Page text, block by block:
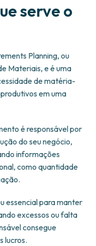
serve o
Planning, ou
Materiais, e é uma
de matéria-
em uma
é responsável por
do seu negócio,
informações
como quantidade
essencial para manter
excessos ou falta
consegue
lucros.